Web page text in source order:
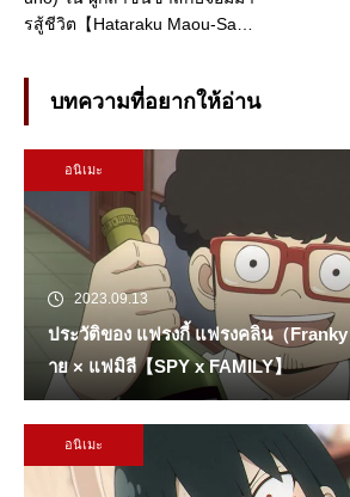
รสู้ชีวิต【Hataraku Maou-Sam
บทความที่อยากให้อ่าน
อนิเมะ
2023.09.13
ประวัติของ แฟรงกี้ แฟรงคลิน（
าย × แฟมิลี【SPY x FAMILY】
อนิเมะ